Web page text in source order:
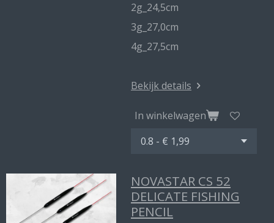
2g_24,5cm
3g_27,0cm
4g_27,5cm
Bekijk details
In winkelwagen
NOVASTAR CS 52
DELICATE FISHING
PENCIL